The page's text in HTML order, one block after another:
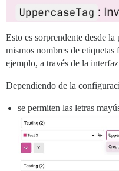
Esto es sorprendente desde
mismos nombres de
ejemplo, a través de la
Dependiendo de la
se permiten las letras